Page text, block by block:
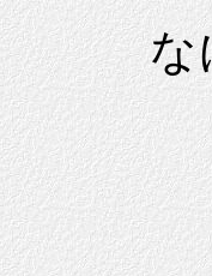
なにか
……た
天気